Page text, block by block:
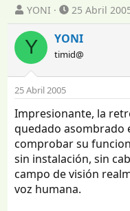
I
n
i
c
i
a
d
o
r
d
e
t
e
m
YONI
F
e
c
h
a
d
i
n
i
c
i
o
25 Abril
Y YONI
timid@
25 Abril 2005
Impresionante, la
quedado asombrado
comprobar su
sin instalación, sin
campo de visión
voz humana.